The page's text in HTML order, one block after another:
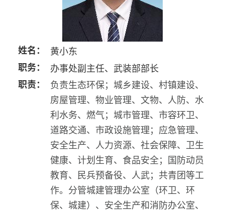
姓名：
黄小东
职务：
办事处副主任、武装部部长
职责：
负责生态环保；城乡建设、村镇建设、
房屋管理、物业管理、文物、人防、水
利水务、燃气；城市管理、市容环卫、
道路交通、市政设施管理；应急管理、
安全生产、人力资源、社会保障、卫生
健康、计划生育、食品安全；国防动员
教育、民兵预备役、人武；共青团等工
作。分管城建管理办公室（环卫、环
保、城建）、安全生产和消防办公室、